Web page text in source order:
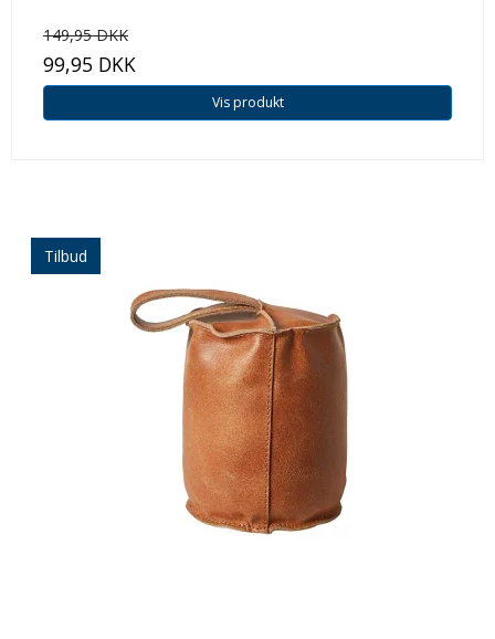
149,95 DKK
99,95 DKK
Vis produkt
Tilbud